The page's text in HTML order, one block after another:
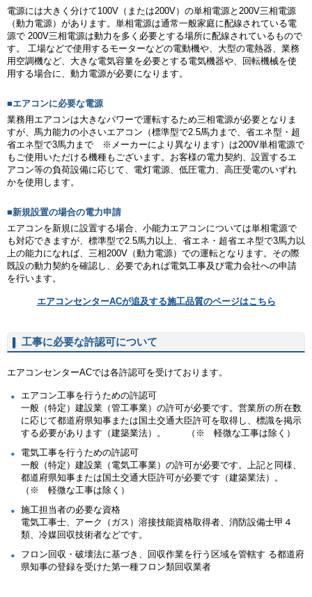
電源には大きく分けて100V（または200V）の単相電源と200V三相電源
（動力電源）があります。単相電源は通常一般家庭に配線されている電
源で 200V三相電源は動力を多く必要とする場所に配線されているもので
す。 工場などで使用するモーターなどの電動機や、大型の電熱器、業務
用空調機など、大きな電気容量を必要とする電気機器や、回転機械を使
用する場合に、動力電源が必要になります。
■エアコンに必要な電源
業務用エアコンは大きなパワーで運転するため三相電源が必要となりま
すが、馬力能力の小さいエアコン（標準型で2.5馬力まで、省エネ型・超
省エネ型で3馬力まで ※メーカーにより異なります）は200V単相電源で
もご使用いただける機種もございます。お客様の電力契約、設置するエ
アコン等の負荷設備に応じて、電灯電源、低圧電力、高圧受電のいずれ
かを使用します。
■新規設置の場合の電力申請
エアコンを新規に設置する場合、小能力エアコンについては単相電源で
も対応できますが、標準型で2.5馬力以上、省エネ・超省エネ型で3馬力以
上の能力になれば、三相200V（動力電源）での運転となります。その際
既設の動力契約を確認し、必要であれば電気工事及び電力会社への申請
を行います。
エアコンセンターACが追及する施工品質のページはこちら
工事に必要な許認可について
エアコンセンターACでは各許認可を受けております。
エアコン工事を行うための許認可
一般（特定）建設業（管工事業）の許可が必要です。営業所の所在数
に応じて都道府県知事または国土交通大臣許可を取得し、標識を掲示
する必要があります（建築業法）。 （※ 軽微な工事は除く）
電気工事を行うための許認可
一般（特定）建設業（電気工事業）の許可が必要です。上記と同様、
都道府県知事または国土交通大臣許可が必要です（建築業法）。
（※ 軽微な工事は除く）
施工担当者の必要な資格
電気工事士、アーク（ガス）溶接技能資格取得者、消防設備士甲４
類、冷媒回収技術者などです。
フロン回収・破壊法に基づき、回収作業を行う区域を管轄す る都道府
県知事の登録を受けた第一種フロン類回収業者